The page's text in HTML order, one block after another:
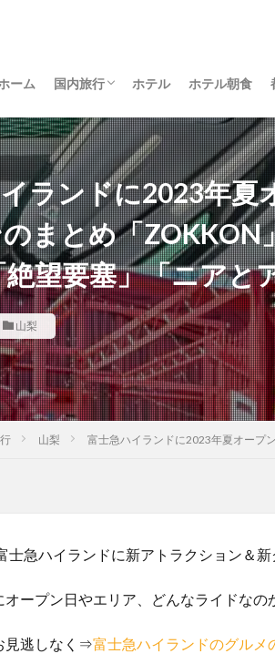
ーム 国内旅行
羽田空港グルメ
大阪
京都
沖縄
新潟
長野
茨城
富山
金沢
山梨
ホテル ホテル朝食
ランドに2023年夏
まとめ「ZOKKON
絶望要塞」「ニアと
山梨
山梨 富士急ハイランドに2023年夏オープ
士急ハイランドに新アトラクション＆新
オープン日やエリア、どんなライドなの
見逃しなく⇒富士急ハイランドのグルメ